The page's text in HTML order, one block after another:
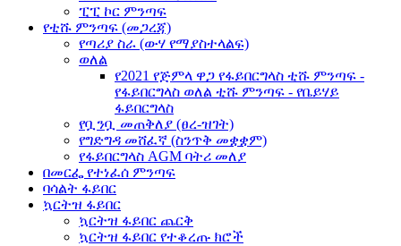
ፒፒ ኮር ምንጣፍ
የቲሹ ምንጣፍ (መጋረጃ)
የጣሪያ ስራ (ውሃ የማያስተላልፍ)
ወለል
የ2021 የጅምላ ዋጋ የፋይበርግላስ ቲሹ ምንጣፍ -
የፋይበርግላስ ወለል ቲሹ ምንጣፍ - የቤይሃይ
ፋይበርግላስ
የቧንቧ መጠቅለያ (ፀረ-ዝገት)
የግድግዳ መሸፈኛ (ስንጥቅ መቋቋም)
የፋይበርግላስ AGM ባትሪ መለያ
በመርፌ የተነፈሰ ምንጣፍ
ባሳልት ፋይበር
ኳርትዝ ፋይበር
ኳርትዝ ፋይበር ጨርቅ
ኳርትዝ ፋይበር የተቆረጡ ክሮች